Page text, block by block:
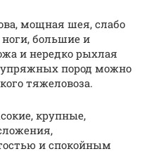
мощная шея, слабо
большие и
и нередко рыхлая
пород можно
тяжеловоза.
крупные,
и спокойным